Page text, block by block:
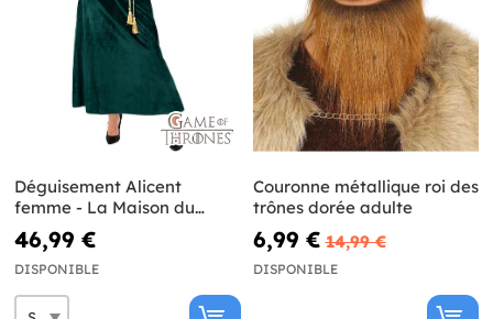
Déguisement Alicent
femme - La Maison du
Dragon
46,99 €
DISPONIBLE
Couronne métallique roi des
trônes dorée adulte
6,99 € 14,99 €
DISPONIBLE